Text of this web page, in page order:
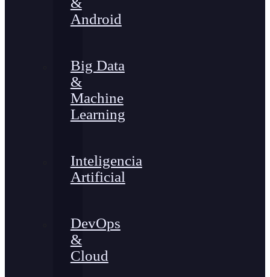
Android
Big Data
&
Machine
Learning
Inteligencia
Artificial
DevOps
&
Cloud